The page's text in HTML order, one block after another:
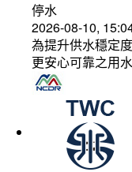
停水
2026-08-10,
為提升供水穩定
更安心可靠之用